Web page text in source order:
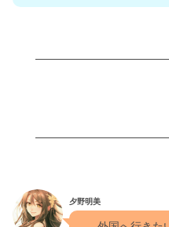
夕野明美